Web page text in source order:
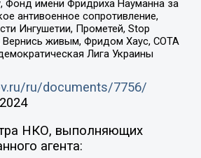
Фонд имени Фридриха Науманна за
антивоенное сопротивление,
Ингушетии, Прометей, Stop
Вернись живым, Фридом Хаус, СОТА
Лига Украины
ru/documents/7756/
НКО, выполняющих
агента: